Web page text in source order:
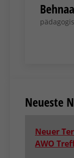
Neueste
Neuer
AWO